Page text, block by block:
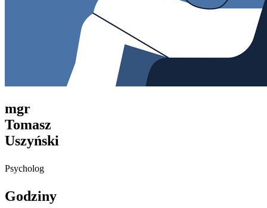
mgr
Tomasz
Uszyński
Psycholog
Godziny